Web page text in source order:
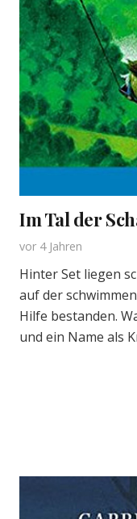
Im Tal der
vor 4 Jahren
Hinter Set liegen
auf der
Hilfe bestanden.
und ein Name als